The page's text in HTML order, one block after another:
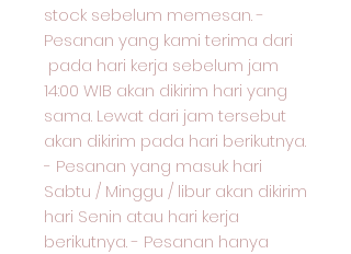
stock sebelum memesan. -
Pesanan yang kami terima dari
pada hari kerja sebelum jam
14:00 WIB akan dikirim hari yang
sama. Lewat dari jam tersebut
akan dikirim pada hari berikutnya.
- Pesanan yang masuk hari
Sabtu / Minggu / libur akan dikirim
hari Senin atau hari kerja
berikutnya. - Pesanan hanya